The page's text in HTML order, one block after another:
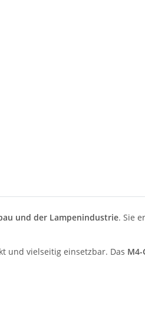
und der Lampenindustrie. Sie
und vielseitig einsetzbar. Das M4-